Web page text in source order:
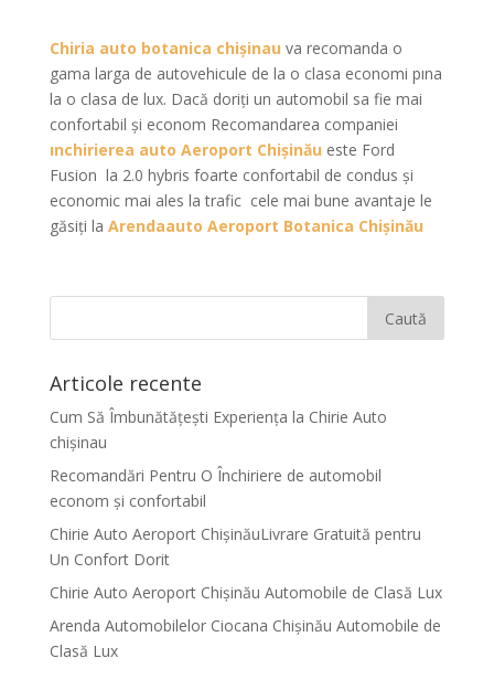
Chiria auto botanica chişinau va recomanda o
gama larga de autovehicule de la o clasa economi pına
la o clasa de lux. Dacă doriți un automobil sa fie mai
confortabil și econom Recomandarea companiei
ınchirierea auto Aeroport Chișinău este Ford
Fusion la 2.0 hybris foarte confortabil de condus și
economic mai ales la trafic cele mai bune avantaje le
găsiți la Arendaauto Aeroport Botanica Chișinău
Articole recente
Cum Să Îmbunătățești Experiența la Chirie Auto
chişinau
Recomandări Pentru O Închiriere de automobil
econom și confortabil
Chirie Auto Aeroport ChișinăuLivrare Gratuită pentru
Un Confort Dorit
Chirie Auto Aeroport Chișinău Automobile de Clasă Lux
Arenda Automobilelor Ciocana Chișinău Automobile de
Clasă Lux